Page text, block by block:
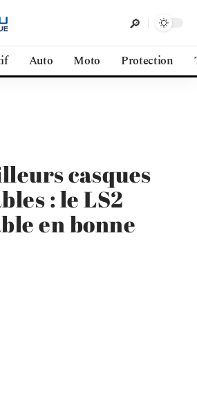
Auto Moto Protection
casques
: le LS2
en bonne